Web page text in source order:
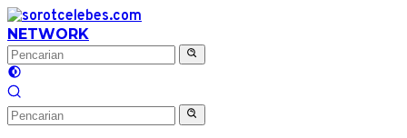
Langsung
ke
konten
NETWORK